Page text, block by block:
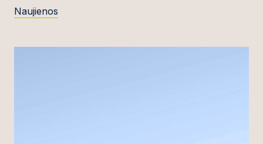
Naujienos